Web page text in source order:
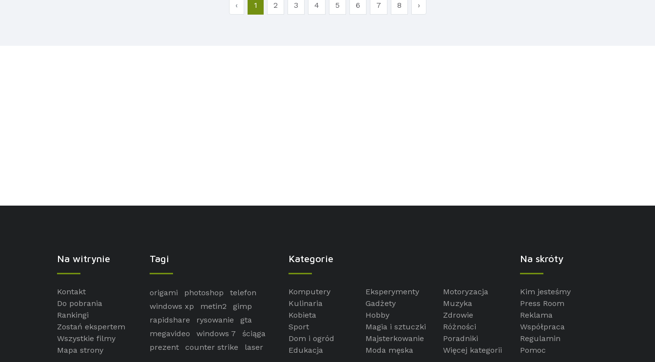
‹ 1 2 3 4 5 6 7 8 ›
Na witrynie
Kontakt
Do pobrania
Rankingi
Zostań ekspertem
Wszystkie filmy
Mapa strony
Tagi
origami photoshop
telefon
windows xp
metin2
gimp
rapidshare
rysowanie
gta
megavideo
windows 7
ściąga
prezent
counter strike laser
Kategorie
Komputery
Kulinaria
Kobieta
Sport
Dom i ogród
Edukacja
Eksperymenty
Gadżety
Hobby
Magia i sztuczki
Majsterkowanie
Moda męska
Motoryzacja
Muzyka
Zdrowie
Różności
Poradniki
Więcej kategorii
Na skróty
Kim jesteśmy
Press Room
Reklama
Współpraca
Regulamin
Pomoc